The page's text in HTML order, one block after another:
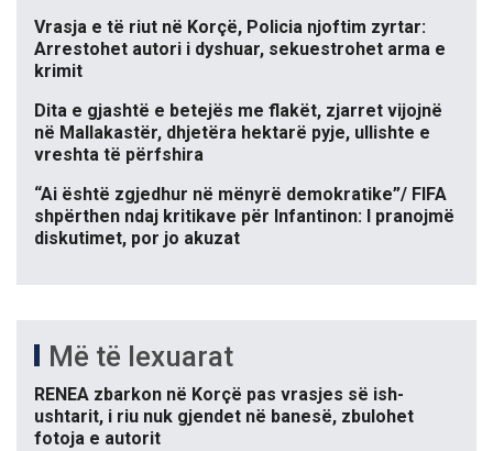
Vrasja e të riut në Korçë, Policia njoftim zyrtar:
Arrestohet autori i dyshuar, sekuestrohet arma e
krimit
Dita e gjashtë e betejës me flakët, zjarret vijojnë
në Mallakastër, dhjetëra hektarë pyje, ullishte e
vreshta të përfshira
“Ai është zgjedhur në mënyrë demokratike”/ FIFA
shpërthen ndaj kritikave për Infantinon: I pranojmë
diskutimet, por jo akuzat
Më të lexuarat
RENEA zbarkon në Korçë pas vrasjes së ish-
ushtarit, i riu nuk gjendet në banesë, zbulohet
fotoja e autorit